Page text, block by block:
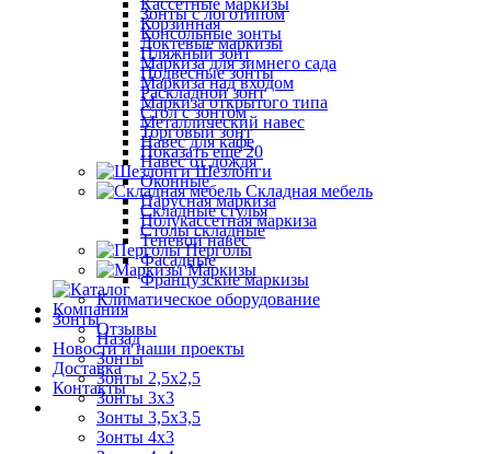
Зонты с логотипом
Консольные зонты
Пляжный зонт
Подвесные зонты
Раскладной зонт
Стол с зонтом
Торговый зонт
Показать ещё 20
Шезлонги
Складная мебель
Складные стулья
Столы складные
Перголы
Маркизы
Компания
Отзывы
Новости и наши проекты
Доставка
Контакты
Кассетные маркизы
Корзинная
Локтевые маркизы
Маркиза для зимнего сада
Маркиза над входом
Маркиза открытого типа
Металлический навес
Навес для кафе
Навес от дождя
Оконные
Парусная маркиза
Полукассетная маркиза
Теневой навес
Фасадные
Французские маркизы
Климатическое оборудование
Зонты
Назад
Зонты
Зонты 2,5х2,5
Зонты 3х3
Зонты 3,5х3,5
Зонты 4х3